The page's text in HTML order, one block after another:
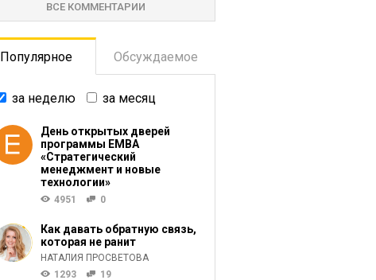
ВСЕ КОММЕНТАРИИ
Популярное Обсуждаемое
за неделю за месяц
День открытых дверей
программы ЕМВА
«Стратегический
менеджмент и новые
технологии»
4951 0
Как давать обратную связь,
которая не ранит
НАТАЛИЯ ПРОСВЕТОВА
1293
19